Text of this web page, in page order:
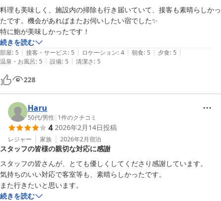
料理も美味しく、施設内の掃除も行き届いていて、接客も素晴らしかっ
たです。機会があればまたお伺いしたい宿でした✨
特に鮑が美味しかったです！
続きを読む
部屋: 5 | 接客・サービス: 5 | ロケーション: 4 | 朝食: 5 | 夕食: 5 |
温泉・お風呂: 5 | 設備: 5 | 清潔さ: 5
228
Haru
50代/男性 | 1件のクチコミ
4 2026年2月14日投稿
レジャー 家族 2026年2月宿泊
スタッフの皆様の親切な対応に感謝
スタッフの皆さんが、とても優しくしてくださり感謝しています。
気持ちのいい対応で客室等も、素晴らしかったです。
また行きたいと思います。
続きを読む